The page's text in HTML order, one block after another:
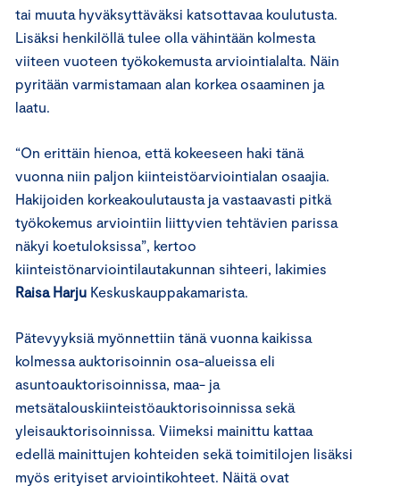
tai muuta hyväksyttäväksi katsottavaa koulutusta.
Lisäksi henkilöllä tulee olla vähintään kolmesta
viiteen vuoteen työkokemusta arviointialalta. Näin
pyritään varmistamaan alan korkea osaaminen ja
laatu.
“On erittäin hienoa, että kokeeseen haki tänä
vuonna niin paljon kiinteistöarviointialan osaajia.
Hakijoiden korkeakoulutausta ja vastaavasti pitkä
työkokemus arviointiin liittyvien tehtävien parissa
näkyi koetuloksissa”, kertoo
kiinteistönarviointilautakunnan sihteeri, lakimies
Raisa Harju Keskuskauppakamarista.
Pätevyyksiä myönnettiin tänä vuonna kaikissa
kolmessa auktorisoinnin osa-alueissa eli
asuntoauktorisoinnissa, maa- ja
metsätalouskiinteistöauktorisoinnissa sekä
yleisauktorisoinnissa. Viimeksi mainittu kattaa
edellä mainittujen kohteiden sekä toimitilojen lisäksi
myös erityiset arviointikohteet. Näitä ovat